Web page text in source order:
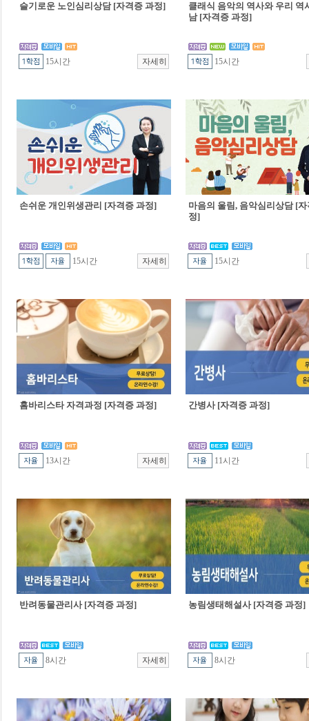
슬기로운 노인심리상담 [자격증 과정]
15시간
클래식 음악의 역사와 우리 역
남 [자격증 과정]
15시간
손쉬운 개인위생관리 [자격증 과정]
15시간
마음의 울림, 음악심리상담 [
정]
15시간
홈바리스타 자격과정 [자격증 과정]
13시간
간병사 [자격증 과정]
11시간
반려동물관리사 [자격증 과정]
8시간
농림생태해설사 [자격증 과정]
8시간